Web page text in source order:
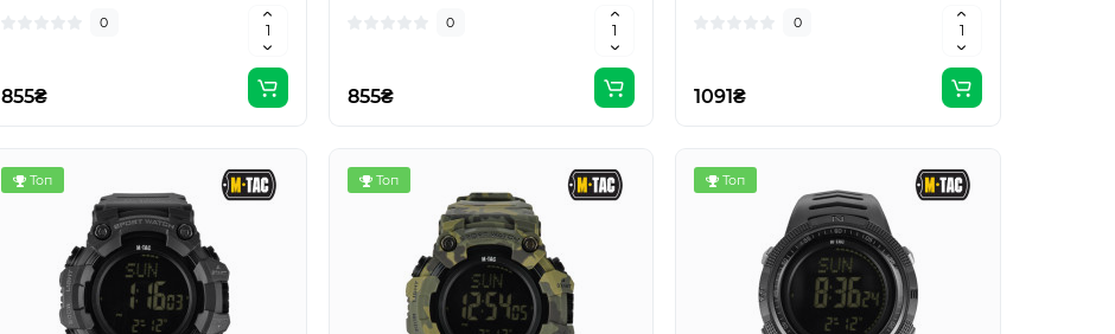
0
855₴
0
855₴
0
1091₴
Топ Топ Топ